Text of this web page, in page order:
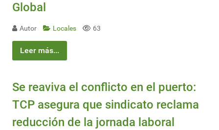
Global
Autor Locales 63
Leer más...
Se reaviva el conflicto en el puerto:
TCP asegura que sindicato reclama
reducción de la jornada laboral